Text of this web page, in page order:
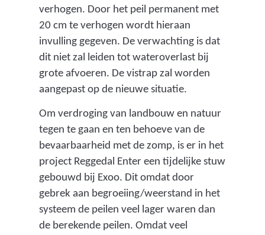
verhogen. Door het peil permanent met
20 cm te verhogen wordt hieraan
invulling gegeven. De verwachting is dat
dit niet zal leiden tot wateroverlast bij
grote afvoeren. De vistrap zal worden
aangepast op de nieuwe situatie.
Om verdroging van landbouw en natuur
tegen te gaan en ten behoeve van de
bevaarbaarheid met de zomp, is er in het
project Reggedal Enter een tijdelijke stuw
gebouwd bij Exoo. Dit omdat door
gebrek aan begroeiing/weerstand in het
systeem de peilen veel lager waren dan
de berekende peilen. Omdat veel